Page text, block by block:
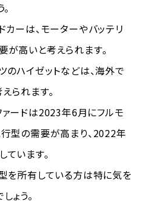
カーは、モーターやバッテリ
高いと考えられます。
のハイゼットなどは、海外で
られます。
ードは2023年6月にフルモ
型の需要が高まり、2022年
います。
を所有している方は特に気を
ょう。